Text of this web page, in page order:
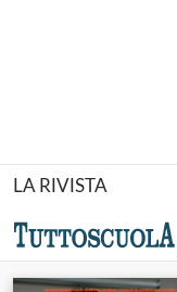
LA RIVISTA